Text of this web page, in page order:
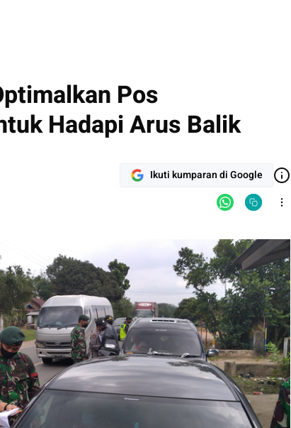
Pos
Hadapi Arus Balik
Ikuti kumparan di Google